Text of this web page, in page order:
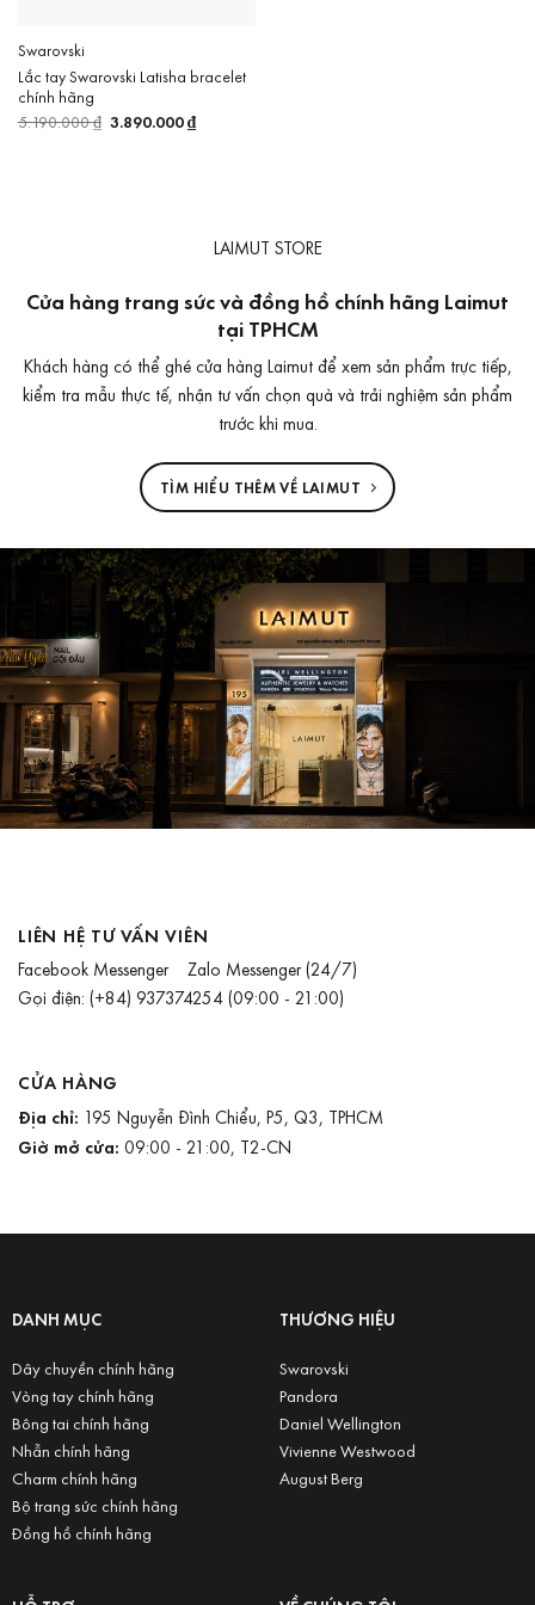
Swarovski
Lắc tay Swarovski Latisha bracelet
chính hãng
5.190.000₫ Giá
gốc
3.890.000₫Giá
hiện
LAIMUT STORE
Cửa hàng trang sức và đồng hồ chính hãng Laimut
tại TPHCM
Khách hàng có thể ghé cửa hàng Laimut để xem sản phẩm trực tiếp,
kiểm tra mẫu thực tế, nhận tư vấn chọn quà và trải nghiệm sản phẩm
trước khi mua.
TÌM HIỂU THÊM VỀ LAIMUT
LIÊN HỆ TƯ VẤN VIÊN
Facebook Messenger Zalo Messenger(24/7)
Gọi điện: (+84) 937374254(09:00 - 21:00)
CỬA HÀNG
Địa chỉ: 195 Nguyễn Đình Chiểu, P5, Q3, TPHCM
Giờ mở cửa: 09:00 - 21:00, T2-CN
DANH MỤC
Dây chuyền chính hãng
Vòng tay chính hãng
Bông tai chính hãng
Nhẫn chính hãng
Charm chính hãng
Bộ trang sức chính hãng
Đồng hồ chính hãng
THƯƠNG HIỆU
Swarovski
Pandora
Daniel Wellington
Vivienne Westwood
August Berg